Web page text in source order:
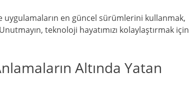
en güncel sürümlerini kullanmak,
teknoloji hayatımızı kolaylaştırmak için
Altında Yatan